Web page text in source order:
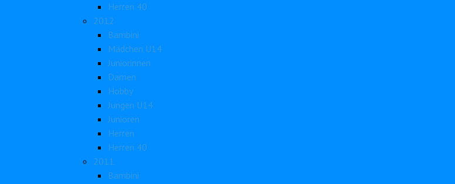
Herren 40
2012
Bambini
Mädchen U14
Juniorinnen
Damen
Hobby
Jungen U14
Junioren
Herren
Herren 40
2011
Bambini